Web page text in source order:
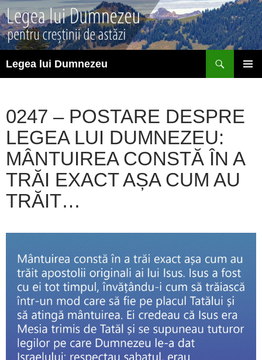
Sari
la
conținut
Legea lui Dumnezeu
0247 – POSTARE DESPRE
LEGEA LUI DUMNEZEU:
MÂNTUIREA CONSTĂ ÎN A
TRĂI EXACT AȘA CUM AU
TRĂIT…